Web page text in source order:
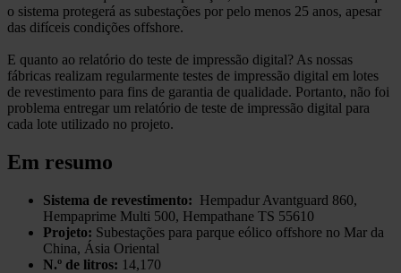
o sistema protegerá as subestações por pelo menos 25 anos, apesar
das difíceis condições offshore.
E quanto ao relatório do teste de impressão digital? As nossas
fábricas realizam regularmente testes de impressão digital em lotes
de revestimento para fins de garantia de qualidade. Portanto, não foi
problema entregar um relatório de teste de impressão digital para
cada lote utilizado no projeto.
Em resumo
Sistema de revestimento: Hempadur Avantguard 860,
Hempaprime Multi 500, Hempathane TS 55610
Projeto: Subestações para parque eólico offshore no Mar da
China, Ásia Oriental
N.º de litros: 14,170